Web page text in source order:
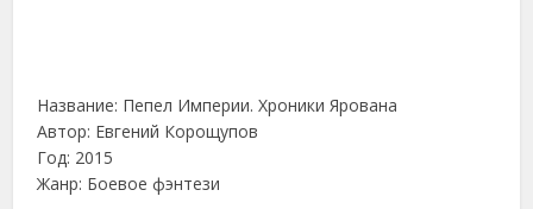
Название: Пепел Империи. Хроники Ярована
Автор: Евгений Корощупов
Год: 2015
Жанр: Боевое фэнтези